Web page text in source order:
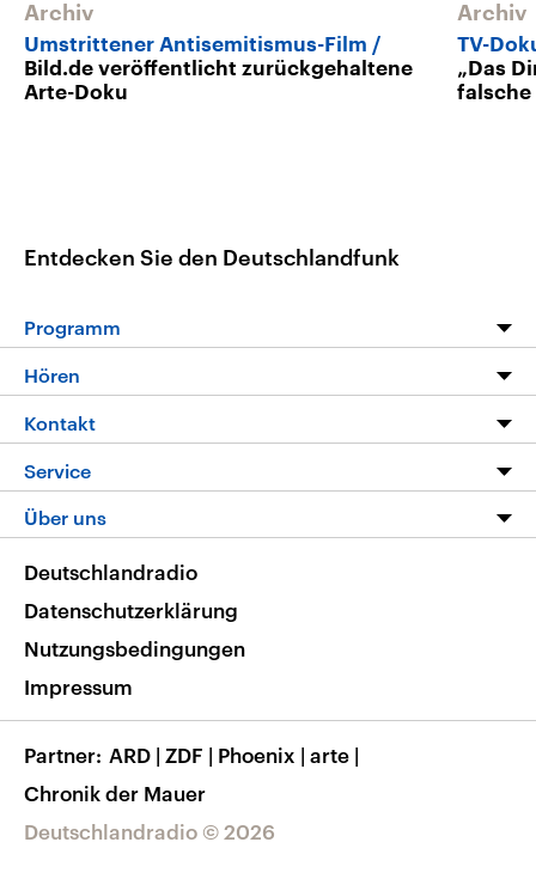
Archiv
Umstrittener Antisemitismus-Film
Bild.de veröffentlicht zurückgehaltene
Arte-Doku
Archiv
TV-
„Das
falsche
Entdecken Sie den Deutschlandfunk
Programm
Die Nachrichten
Nachrichtenleicht
Neue Beiträge auf dlf.de
Hören
Livestream
Podcasts
Deutschlandfunk App
Nachrichten App
Frequenzen
Kontakt
Service
FAQ
Veranstaltungen
Musikliste
RSS
Über uns
Barrierefreiheit
Deutschlandradio © 2026
Deutschlandradio
Datenschutzerklärung
Nutzungsbedingungen
Impressum
Partner ARD | ZDF | Phoenix | arte |
Chronik der Mauer